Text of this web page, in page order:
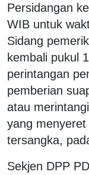
Persidangan
WIB untuk
Sidang
kembali pukul
perintangan
pemberian
atau
yang
tersangka,
Sekjen DPP